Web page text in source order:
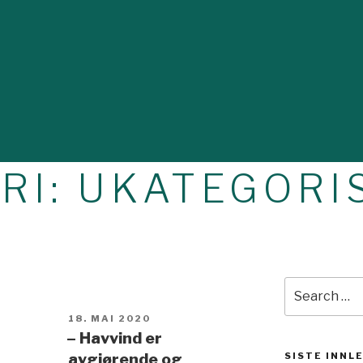
POSTED
ON
18. MAI 2020
– Havvind er
avgjørende og
for:
SISTE